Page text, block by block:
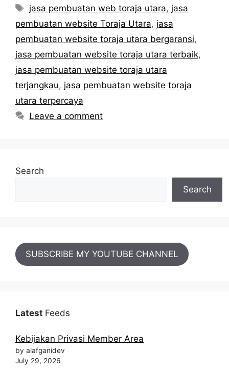
Tags
jasa pembuatan web toraja utara, jasa
pembuatan website Toraja Utara, jasa
pembuatan website toraja utara bergaransi,
jasa pembuatan website toraja utara terbaik,
jasa pembuatan website toraja utara
terjangkau, jasa pembuatan website toraja
utara terpercaya
Leave a comment
Search
Search
SUBSCRIBE MY YOUTUBE CHANNEL
Latest Feeds
Kebijakan Privasi Member Area
by alafganidev
July 29, 2026